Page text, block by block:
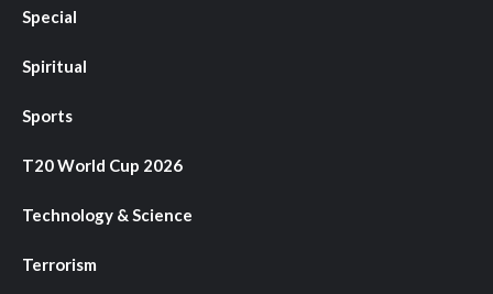
Special
Spiritual
Sports
T20 World Cup 2026
Technology & Science
Terrorism